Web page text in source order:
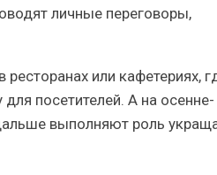
личные переговоры,
или кафетериях,
посетителей. А на осенне-
дальше выполняют роль